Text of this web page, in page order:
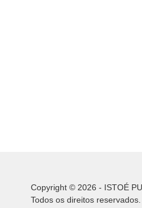
Copyright © 2026 - ISTOÉ
Todos os direitos reservados.